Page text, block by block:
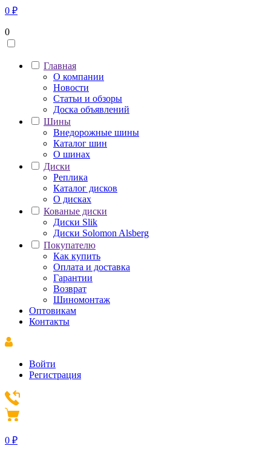
0 ₽
0
Главная
О компании
Новости
Статьи и обзоры
Доска объявлений
Шины
Внедорожные шины
Каталог шин
О шинах
Диски
Реплика
Каталог дисков
О дисках
Кованые диски
Диски Slik
Диски Solomon Alsberg
Покупателю
Как купить
Оплата и доставка
Гарантии
Возврат
Шиномонтаж
Оптовикам
Контакты
Войти
Регистрация
0 ₽